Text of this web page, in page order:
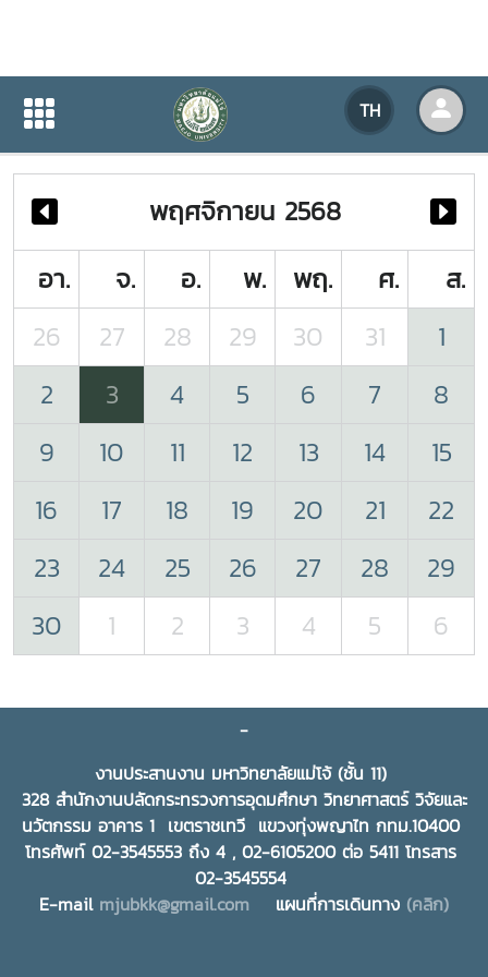
TH
ปฏิทินกิจกรรมของหน่วยงาน
ปฏิทินกิจกรรมของหน่วยงาน
พฤศจิกายน 2568
อา.
จ. อ. พ. พฤ. ศ.
ส.
26
27 28 29 30 31
1
2
3 4 5 6 7
8
9
10 11 12 13 14
15
16
17 18 19 20 21
22
23
24 25 26 27 28
29
30
1 2 3 4 5 6
-
งานประสานงาน มหาวิทยาลัยแม่โจ้ (ชั้น 11)
328 สำนักงานปลัดกระทรวงการอุดมศึกษา วิทยาศาสตร์ วิจัยและ
นวัตกรรม อาคาร 1 เขตราชเทวี แขวงทุ่งพญาไท กทม.10400
โทรศัพท์ 02-3545553 ถึง 4 , 02-6105200 ต่อ 5411 โทรสาร
02-3545554
E-mail mjubkk@gmail.com แผนที่การเดินทาง (คลิก)